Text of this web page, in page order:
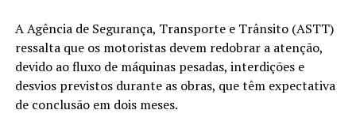
A Agência de Segurança, Transporte e Trânsito (ASTT)
ressalta que os motoristas devem redobrar a atenção,
devido ao fluxo de máquinas pesadas, interdições e
desvios previstos durante as obras, que têm expectativa
de conclusão em dois meses.